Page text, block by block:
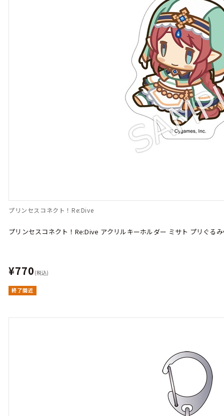
プリンセスコネクト！Re:Dive
プリンセスコネクト！Re:Dive アクリルキーホルダー ミサト プリぐる
¥770 (税込)
終了間近